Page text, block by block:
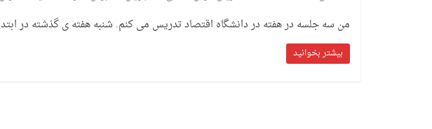
من سه جلسه در هفته در دانشگاه اقتصاد تدریس می کنم. شنبه هفته ی گذشته در
بیشتر بخوانید